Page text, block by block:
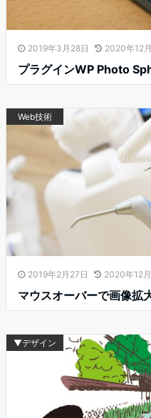
2019年3月28日 2020年12
プラグインWP Photo
Web技術
2019年2月27日 2020年12
マウスオーバーで画像拡
▼デザイン